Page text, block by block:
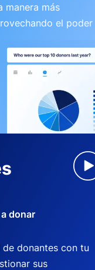
manera más
el poder
donar
donantes con tu
sus